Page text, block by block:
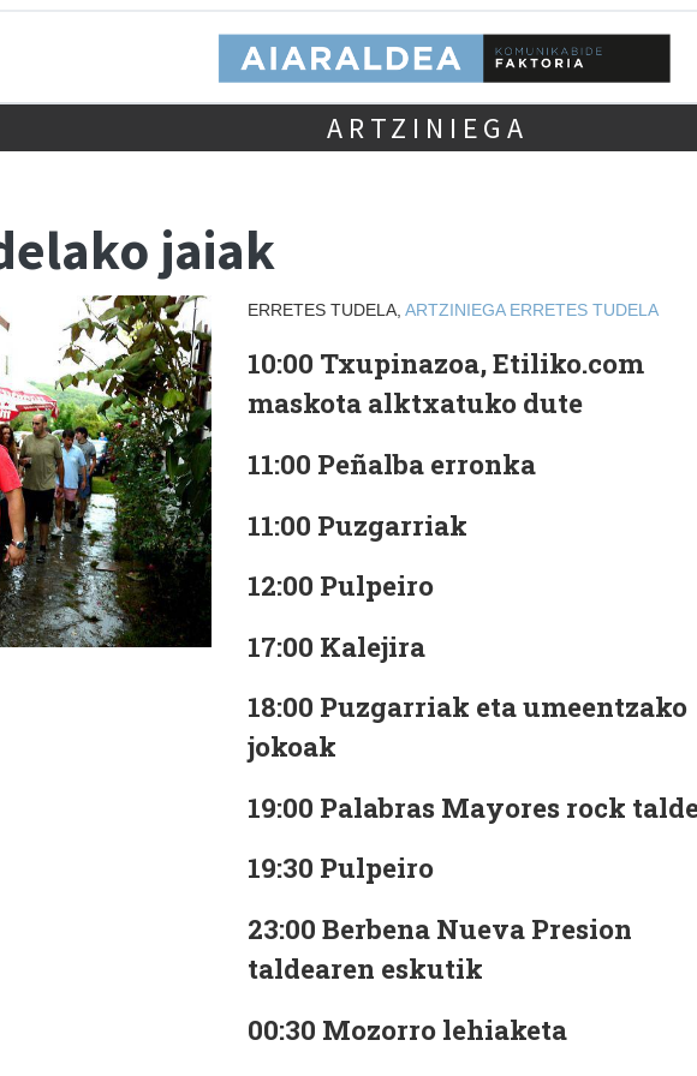
ARTZINIEGA
jaiak
ERRETES TUDELA, ARTZINIEGA ERRETES TUDELA
10:00 Txupinazoa, Etiliko.com
maskota alktxatuko dute
11:00 Peñalba erronka
11:00 Puzgarriak
12:00 Pulpeiro
17:00 Kalejira
18:00 Puzgarriak eta umeentzako
jokoak
19:00 Palabras Mayores rock
19:30 Pulpeiro
23:00 Berbena Nueva Presion
taldearen eskutik
00:30 Mozorro lehiaketa